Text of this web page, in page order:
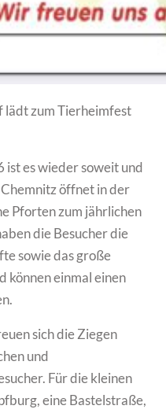
zum Tierheimfest
ist es wieder soweit und
öffnet in der
Pforten zum jährlichen
die Besucher die
sowie das große
können einmal einen
sich die Ziegen
und
Für die kleinen
eine Bastelstraße,